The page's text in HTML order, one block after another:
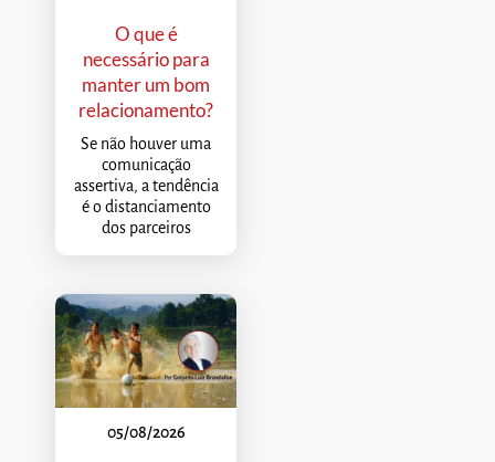
O que é
necessário para
manter um bom
relacionamento?
Se não houver uma
comunicação
assertiva, a tendência
é o distanciamento
dos parceiros
05/08/2026